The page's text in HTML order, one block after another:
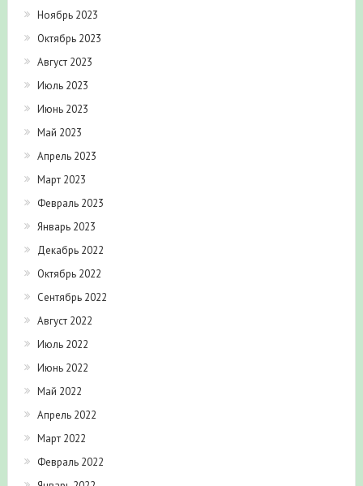
Ноябрь 2023
Октябрь 2023
Август 2023
Июль 2023
Июнь 2023
Май 2023
Апрель 2023
Март 2023
Февраль 2023
Январь 2023
Декабрь 2022
Октябрь 2022
Сентябрь 2022
Август 2022
Июль 2022
Июнь 2022
Май 2022
Апрель 2022
Март 2022
Февраль 2022